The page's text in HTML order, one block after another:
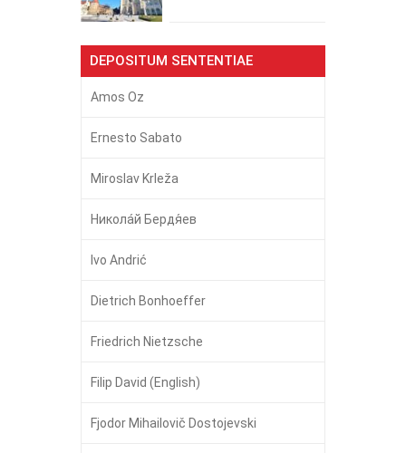
DEPOSITUM SENTENTIAE
Amos Oz
Ernesto Sabato
Miroslav Krleža
Никола́й Бердя́ев
Ivo Andrić
Dietrich Bonhoeffer
Friedrich Nietzsche
Filip David (English)
Fjodor Mihailovič Dostojevski